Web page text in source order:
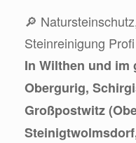
🔎
Steinreinigung
In Wilthen und im
Obergurig,
Großpostwitz